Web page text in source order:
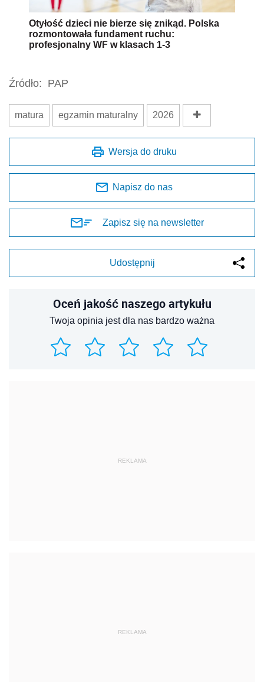
Otyłość dzieci nie bierze się znikąd. Polska
rozmontowała fundament ruchu:
profesjonalny WF w klasach 1-3
Źródło: PAP
matura egzamin maturalny 2026
Wersja do druku
Napisz do nas
Zapisz się na newsletter
Udostępnij
Oceń jakość naszego artykułu
Twoja opinia jest dla nas bardzo ważna
REKLAMA
REKLAMA